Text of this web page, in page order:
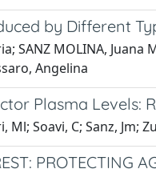
by Different
SANZ MOLINA,
Angelina
Plasma Levels:
Soavi, C; Sanz, Jm;
PROTECTING